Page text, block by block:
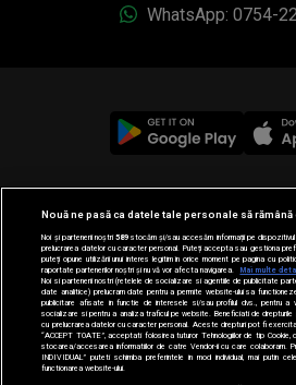
WhatsApp: 0754-
© 2019-2026 DOGAN MEDIA
drepturile
Nouă ne pasă ca datele tale personale să
Noi și partenerii noștri589stocăm și/sau accesăm informații pe dispozitivul
prelucrarea datelor cu caracter personal. Puteți accepta sau gestiona
puteți opune utilizării unui interes legitim în orice moment pe pagina cu
raportate partenerilor noștri și nu vă vor afecta navigarea.
Mai multe
Noi si partenerii nostri (retelele de socializare si agentiile de publicitate
date analitice) prelucram date pentru a permite website-ului sa
publicitare afisate in functie de interesele si/sau profilul dvs., pentru a
socializare si pentru a analiza traficul pe website. Beneficiati de drepturile
cu prelucrarea datelor cu caracter personal. Aceste drepturi pot fi
“ACCEPT TOATE”, acceptati folosirea tuturor Tehnologiilor de tip Cookie,
stocarea/accesarea informatiilor de catre Vendor-ii cu care colaboram.
INDIVIDUAL” puteti schimba preferintele in mod individual, mai putin
functionarea website-ului.